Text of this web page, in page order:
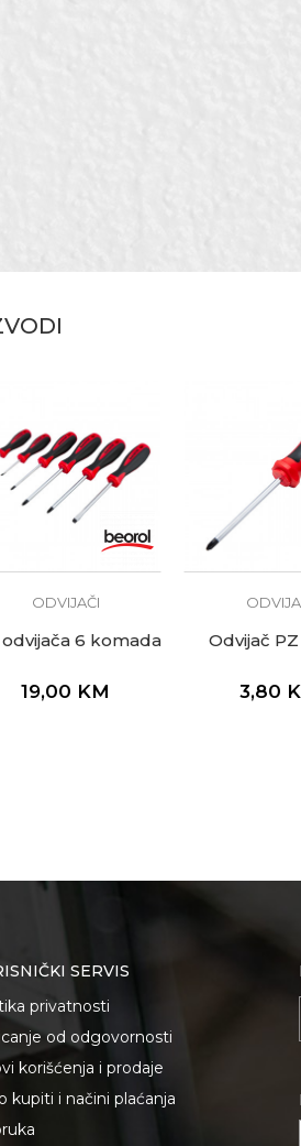
ODVIJAČI
6 komada
19,00 KM
Odvijač PZ
3,80
SERVIS
privatnosti
od odgovornosti
korišćenja i prodaje
kupiti i načini plaćanja